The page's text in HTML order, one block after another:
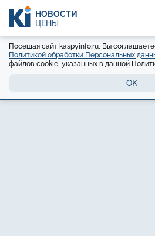
НОВОСТИ
ЦЕНЫ
Посещая сайт kaspyinfo.ru, Вы
Политикой обработки Персональных
файлов cookie, указанных в данной
OK